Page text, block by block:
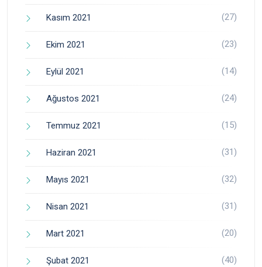
Kasım 2021 (27)
Ekim 2021 (23)
Eylül 2021 (14)
Ağustos 2021 (24)
Temmuz 2021 (15)
Haziran 2021 (31)
Mayıs 2021 (32)
Nisan 2021 (31)
Mart 2021 (20)
Şubat 2021 (40)